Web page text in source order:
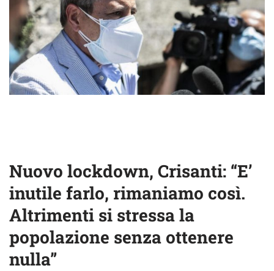
Nuovo lockdown, Crisanti: “E’
inutile farlo, rimaniamo così.
Altrimenti si stressa la
popolazione senza ottenere
nulla”